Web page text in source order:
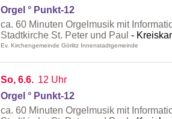
Orgel ° Punkt-12
ca. 60 Minuten Orgelmusik mit
Stadtkirche St. Peter und Paul
Ev. Kirchengemeinde Görlitz Innenstadtgemeinde
So, 6.6. 12 Uhr
Orgel ° Punkt-12
ca. 60 Minuten Orgelmusik mit